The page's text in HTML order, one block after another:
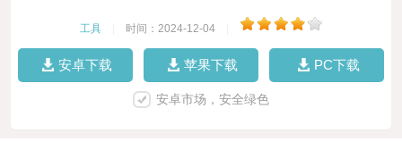
工具 时间：2024-12-04
安卓下载 苹果下载 PC下载
安卓市场，安全绿色